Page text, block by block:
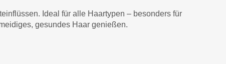
Ideal für alle Haartypen – besonders für
gesundes Haar genießen.